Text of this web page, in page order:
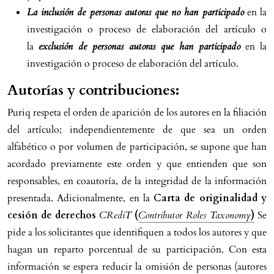
La inclusión de personas autoras que no han participadoen la
investigación o proceso de elaboración del artículo o
la exclusión de personas autoras que han participadoen la
investigación o proceso de elaboración del artículo.
Autorías y contribuciones:
Puriq respeta el orden de aparición de los autores en la filiación
del artículo; independientemente de que sea un orden
alfabético o por volumen de participación, se supone que han
acordado previamente este orden y que entienden que son
responsables, en coautoría, de la integridad de la información
presentada. Adicionalmente, en la Carta de originalidad y
cesión de derechos CRediT (Contributor Roles Taxonomy) Se
pide a los solicitantes que identifiquen a todos los autores y que
hagan un reparto porcentual de su participación. Con esta
información se espera reducir la omisión de personas (autores